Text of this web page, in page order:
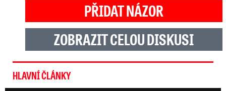
PŘIDAT NÁZOR
ZOBRAZIT CELOU DISKUSI
HLAVNÍ ČLÁNKY